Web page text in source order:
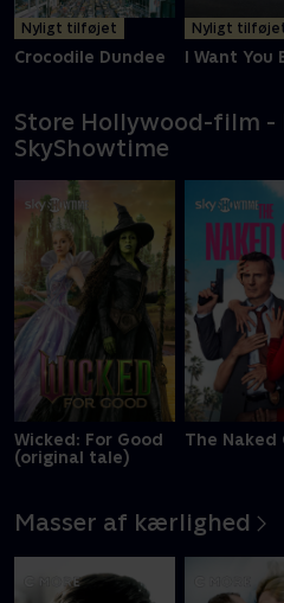
Nyligt tilføjet
Crocodile Dundee
Nyligt
I Want You
Store Hollywood-film
SkyShowtime
Wicked: For Good
(original tale)
The Naked
Masser af kærlighed